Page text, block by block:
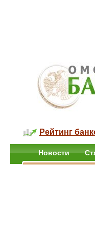
Рейтинг
Новости